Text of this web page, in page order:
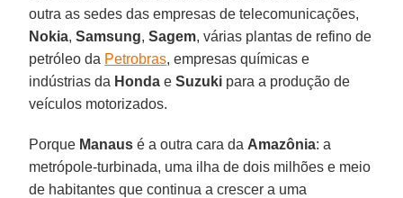
outra as sedes das empresas de telecomunicações,
Nokia,Samsung,Sagem, várias plantas de refino de
petróleo da Petrobras, empresas químicas e
indústrias da Honda eSuzuki para a produção de
veículos motorizados.
Porque Manaus é a outra cara da Amazônia: a
metrópole-turbinada, uma ilha de dois milhões e meio
de habitantes que continua a crescer a uma